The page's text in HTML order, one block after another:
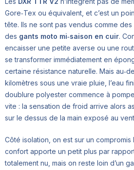
Gore‑Tex ou équivalent, et c’est un
tête. Ils ne sont pas vendus comme
des gants moto mi‑saison en cuir.
encaisser une petite averse ou une
se transformer immédiatement en
certaine résistance naturelle. Mais
kilomètres sous une vraie pluie, l’eau
doublure polyester commence à
vite : la sensation de froid arrive alors
sur le dessus de la main exposé au
Côté isolation, on est sur un
confort apporte un petit plus par
totalement nu, mais on reste loin d’un